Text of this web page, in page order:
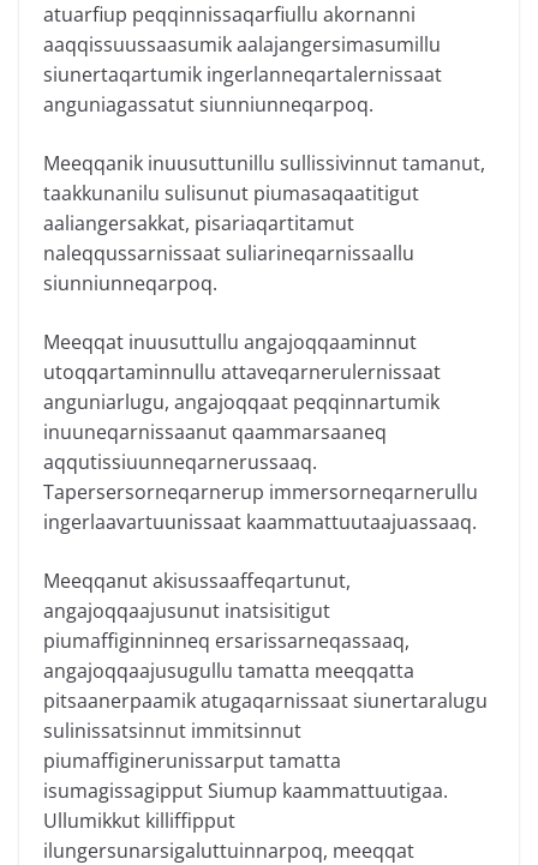
atuarfiup peqqinnissaqarfiullu akornanni
aaqqissuussaasumik aalajangersimasumillu
siunertaqartumik ingerlanneqartalernissaat
anguniagassatut siunniunneqarpoq.
Meeqqanik inuusuttunillu sullissivinnut tamanut,
taakkunanilu sulisunut piumasaqaatitigut
aaliangersakkat, pisariaqartitamut
naleqqussarnissaat suliarineqarnissaallu
siunniunneqarpoq.
Meeqqat inuusuttullu angajoqqaaminnut
utoqqartaminnullu attaveqarnerulernissaat
anguniarlugu, angajoqqaat peqqinnartumik
inuuneqarnissaanut qaammarsaaneq
aqqutissiuunneqarnerussaaq.
Tapersersorneqarnerup immersorneqarnerullu
ingerlaavartuunissaat kaammattuutaajuassaaq.
Meeqqanut akisussaaffeqartunut,
angajoqqaajusunut inatsisitigut
piumaffiginninneq ersarissarneqassaaq,
angajoqqaajusugullu tamatta meeqqatta
pitsaanerpaamik atugaqarnissaat siunertaralugu
sulinissatsinnut immitsinnut
piumaffiginerunissarput tamatta
isumagissagipput Siumup kaammattuutigaa.
Ullumikkut killiffipput
ilungersunarsigaluttuinnarpoq, meeqqat